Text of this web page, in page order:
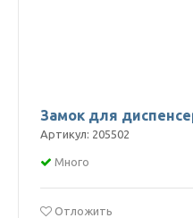
Замок для
Артикул: 205502
Много
Отложить